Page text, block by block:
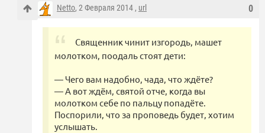
0
Netto, 2 Февраля 2014 , url
Священник чинит изгородь, машет
молотком, поодаль стоят дети:
— Чего вам надобно, чада, что ждёте?
— А вот ждём, святой отче, когда вы
молотком себе по пальцу попадёте.
Поспорили, что за проповедь будет, хотим
услышать.